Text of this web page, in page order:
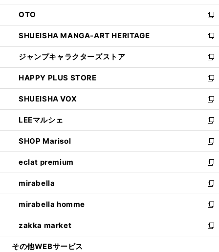
ウ
で
開
く
ン
ド
ウ
で
開
く
OTO
新
し
い
ウ
ィ
ン
ド
ウ
で
開
く
SHUEISHA MANGA-ART HERITAGE
新
し
い
ウ
ィ
ン
ド
ウ
で
開
く
ジャンプキャラクターズストア
新
し
い
ウ
ィ
ン
ド
ウ
で
開
く
HAPPY PLUS STORE
新
し
い
ウ
ィ
ン
ド
ウ
で
開
く
SHUEISHA VOX
新
し
い
ウ
ィ
ン
ド
ウ
で
開
く
LEEマルシェ
新
し
い
ウ
ィ
ン
ド
ウ
で
開
く
SHOP Marisol
新
し
い
ウ
ィ
ン
ド
ウ
で
開
eclat premium
新
し
い
ウ
ィ
ン
ド
ウ
mirabella
新
し
い
ウ
ィ
ン
mirabella homme
新
し
い
ウ
zakka market
新
し
その他WEBサービス